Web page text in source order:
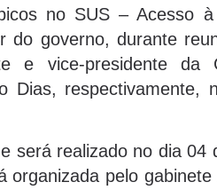
no SUS – Acesso
do governo, durante
e vice-presidente da
Dias, respectivamente,
será realizado no dia 04
pelo gabinete